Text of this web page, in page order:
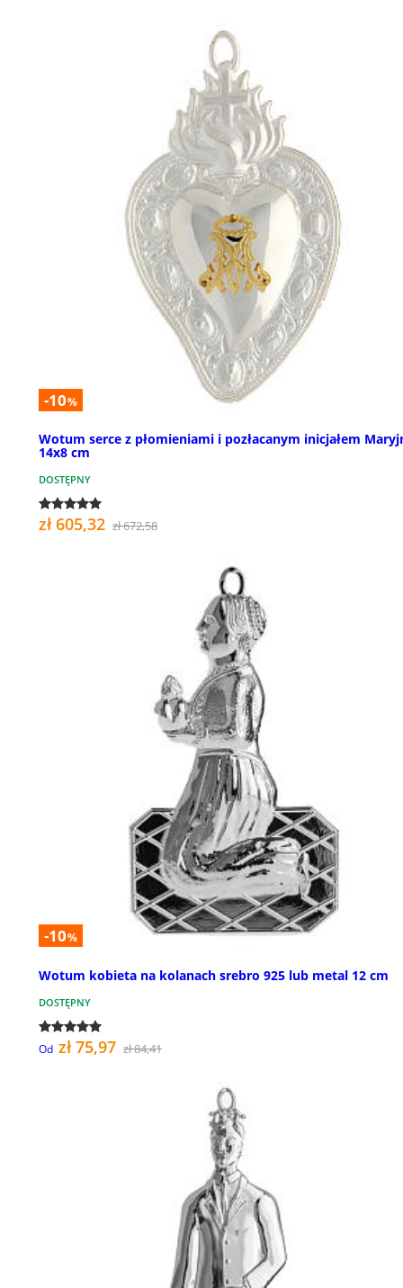
-10%
Wotum serce z płomieniami i pozłacanym inicjałem
14x8 cm
DOSTĘPNY
zł 605,32 zł 672,58
-10%
Wotum kobieta na kolanach srebro 925 lub metal 12 cm
DOSTĘPNY
Od zł 75,97 zł 84,41